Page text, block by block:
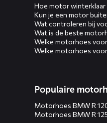
Hoe motor winterklaar
Kun je een motor
Wat controleren bij
Wat is de beste
Welke motorhoes
Welke motorhoes
Populaire
Motorhoes BMW R
Motorhoes BMW R